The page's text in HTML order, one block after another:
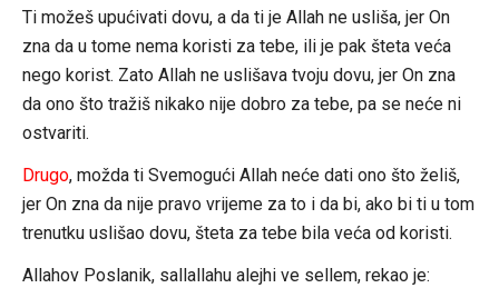
Ti možeš upućivati dovu, a da ti je Allah ne usliša, jer On
zna da u tome nema koristi za tebe, ili je pak šteta veća
nego korist. Zato Allah ne uslišava tvoju dovu, jer On zna
da ono što tražiš nikako nije dobro za tebe, pa se neće ni
ostvariti.
Drugo, možda ti Svemogući Allah neće dati ono što želiš,
jer On zna da nije pravo vrijeme za to i da bi, ako bi ti u tom
trenutku uslišao dovu, šteta za tebe bila veća od koristi.
Allahov Poslanik, sallallahu alejhi ve sellem, rekao je: